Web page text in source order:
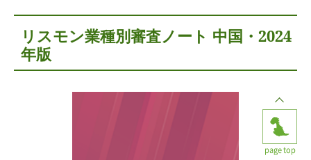
リスモン業種別審査ノート 中国・2024
年版
page top